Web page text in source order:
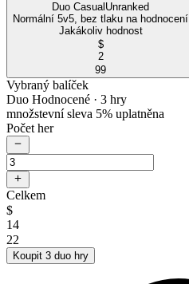
Duo Casual Unranked
Normální 5v5, bez tlaku na hodnocení
Jakákoliv hodnost
$
2
99
Vybraný balíček
Duo Hodnocené · 3 hry
množstevní sleva 5% uplatněna
Počet her
Celkem
$
14
22
Koupit 3 duo hry